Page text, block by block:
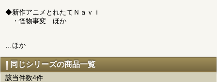
◆新作アニメとれたてＮａｖｉ
・怪物事変 ほか
…ほか
同じシリーズの商品一覧
該当件数4件